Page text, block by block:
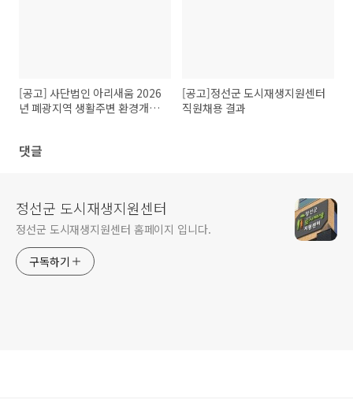
[공고] 사단법인 아리새움 2026
년 폐광지역 생활주변 환경개선
[공고]정선군 도시재생지원센터
직원채용 결과
댓글
정선군 도시재생지원센터
정선군 도시재생지원센터 홈페이지 입니다.
구독하기